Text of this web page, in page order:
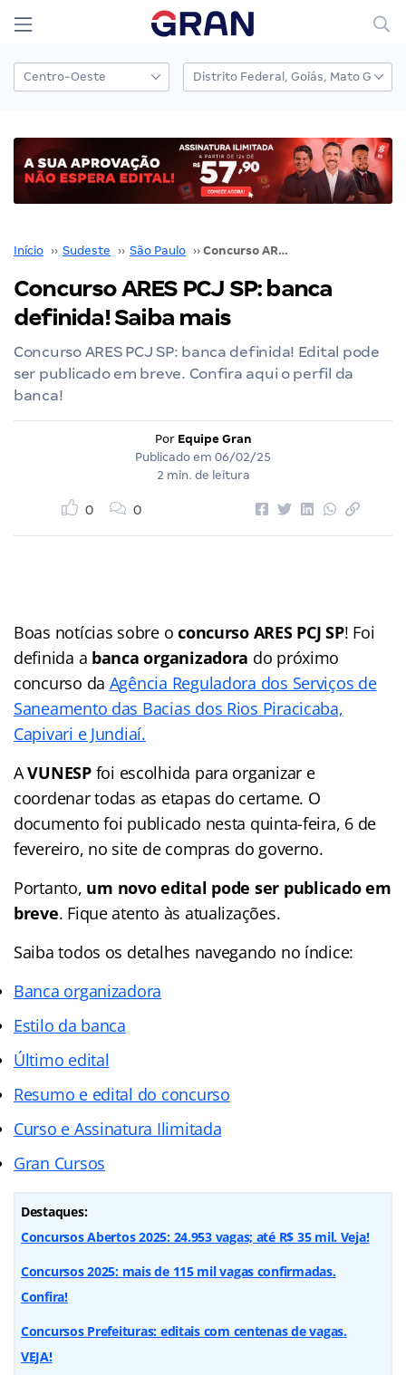
Início ›› Sudeste ›› São Paulo ›› Concurso ARES PCJ SP: banca definida! Saiba mais
Concurso ARES PCJ SP: banca
definida! Saiba mais
Concurso ARES PCJ SP: banca definida! Edital pode
ser publicado em breve. Confira aqui o perfil da
banca!
Por Equipe Gran
Publicado em 06/02/25
2 min. de leitura
0 0
Boas notícias sobre oconcurso ARES PCJ SP! Foi
definida a banca organizadora do próximo
concurso da Agência Reguladora dos Serviços de
Saneamento das Bacias dos Rios Piracicaba,
Capivari e Jundiaí.
AVUNESPfoi escolhida para organizar e
coordenar todas as etapas do certame. O
documento foi publicado nesta quinta-feira, 6 de
fevereiro, no site de compras do governo.
Portanto, um novo edital pode ser publicado em
breve. Fique atento às atualizações.
Saiba todos os detalhes navegando no índice:
Banca organizadora
Estilo da banca
Último edital
Resumo e edital do concurso
Curso e Assinatura Ilimitada
Gran Cursos
Destaques:
Concursos Abertos 2025: 24.953 vagas; até R$ 35 mil. Veja!
Concursos 2025: mais de 115 mil vagas confirmadas.
Confira!
Concursos Prefeituras: editais com centenas de vagas.
VEJA!